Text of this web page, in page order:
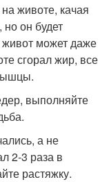
животе, качая
он будет
может даже
сгорал жир, все
выполняйте
а не
2-3 раза в
растяжку.